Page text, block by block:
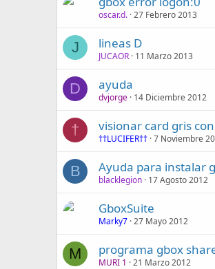
oscar.d. 27 Febrero 2013
J lineas D
JUCAOR 11 Marzo 2013
D ayuda
dvjorge 14 Diciembre 2012
† visionar card gris
††LUCIFER†† 7 Noviembre
B Ayuda para instalar
blacklegion 17 Agosto 2012
GboxSuite
Marky7 27 Mayo 2012
M programa gbox
MURI 1 21 Marzo 2012